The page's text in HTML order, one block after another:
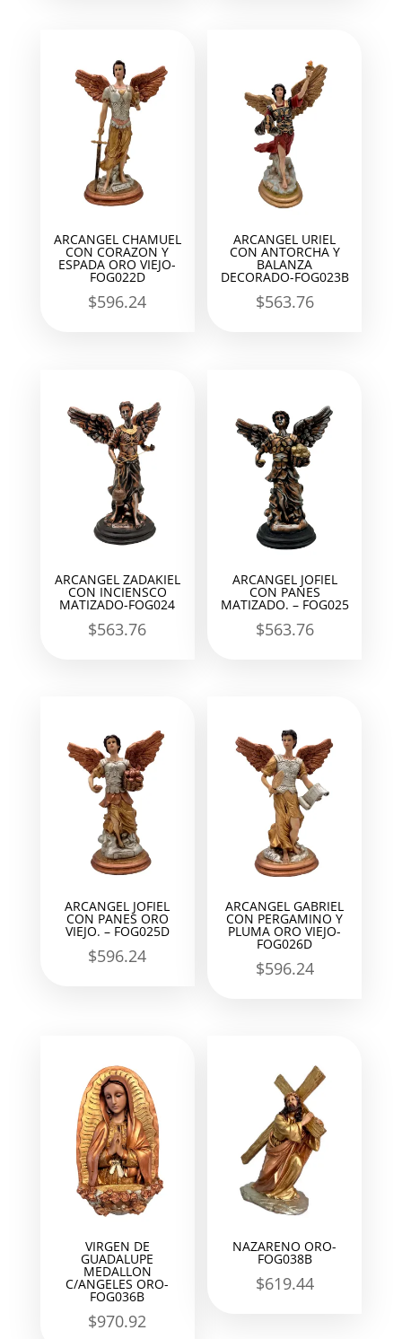
ARCANGEL CHAMUEL
CON CORAZON Y
ESPADA ORO VIEJO-
FOG022D
$596.24
ARCANGEL URIEL
CON ANTORCHA Y
BALANZA
DECORADO-FOG023B
$563.76
ARCANGEL ZADAKIEL
CON INCIENSCO
MATIZADO-FOG024
$563.76
ARCANGEL JOFIEL
CON PANES
MATIZADO. – FOG025
$563.76
ARCANGEL JOFIEL
CON PANES ORO
VIEJO. – FOG025D
$596.24
ARCANGEL GABRIEL
CON PERGAMINO Y
PLUMA ORO VIEJO-
FOG026D
$596.24
VIRGEN DE
GUADALUPE
MEDALLON
C/ANGELES ORO-
FOG036B
$970.92
NAZARENO ORO-
FOG038B
$619.44